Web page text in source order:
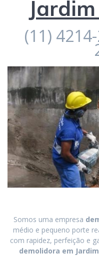
(11)
Somos uma empresa
médio e pequeno porte
com rapidez, perfeição e
demolidora em